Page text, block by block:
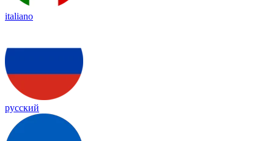
italiano
русский